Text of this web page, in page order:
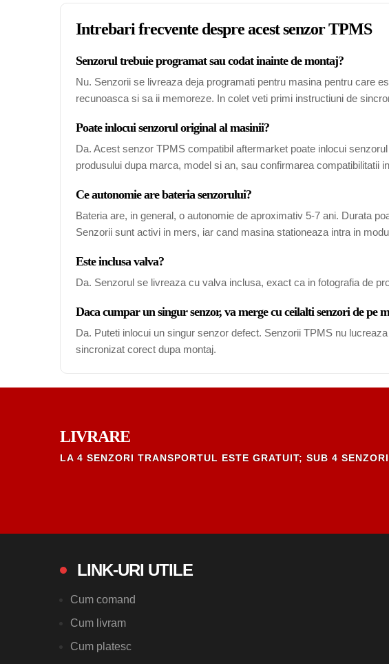
Intrebari frecvente despre acest senzor TPMS
Senzorul trebuie programat sau codat inainte de montaj?
Nu. Senzorii se livreaza deja programati pentru masina pentru care
recunoasca si sa ii memoreze. In colet veti primi instructiuni de
Poate inlocui senzorul original al masinii?
Da. Acest senzor TPMS compatibil aftermarket poate inlocui
produsului dupa marca, model si an, sau confirmarea compatibilitatii
Ce autonomie are bateria senzorului?
Bateria are, in general, o autonomie de aproximativ 5-7 ani. Durata
Senzorii sunt activi in mers, iar cand masina stationeaza intra in
Este inclusa valva?
Da. Senzorul se livreaza cu valva inclusa, exact ca in fotografia de
Daca cumpar un singur senzor, va merge cu ceilalti senzori de pe
Da. Puteti inlocui un singur senzor defect. Senzorii TPMS nu
sincronizat corect dupa montaj.
LIVRARE
LA 4 SENZORI TRANSPORTUL ESTE GRATUIT; SUB 4
LINK-URI UTILE
Cum comand
Cum livram
Cum platesc